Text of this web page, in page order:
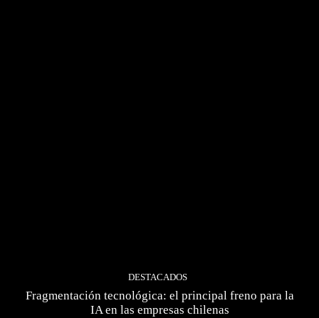
DESTACADOS
Fragmentación tecnológica: el principal freno para la
IA en las empresas chilenas